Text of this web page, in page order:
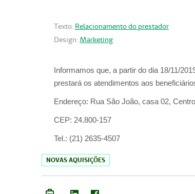
Texto: Relacionamento do prestador
Design: Marketing
Informamos que, a partir do dia 18/11/
prestará os atendimentos aos
Endereço: Rua São João, casa 02,
CEP: 24.800-157
Tel.: (21) 2635-4507
NOVAS AQUISIÇÕES